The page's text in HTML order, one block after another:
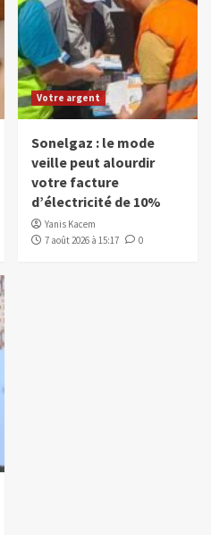
Votre argent
Sonelgaz : le mode
veille peut alourdir
votre facture
d’électricité de 10%
Yanis Kacem
7 août 2026 à 15:17
0